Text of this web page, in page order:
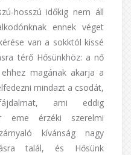
hosszú időkig nem áll
ennek véget
van a sokktól kissé
térő Hősünkhöz: a nő
magának akarja a
mindazt a csodát,
ami eddig
eme érzéki szerelmi
kívánság nagy
talál, és Hősünk